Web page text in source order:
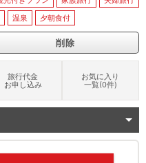
温泉 夕朝食付
削除
旅行代金
お申し込み
お気に入り
一覧(0件)